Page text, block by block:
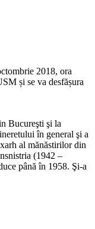
2018, ora
și se va desfășura
Bucureşti şi la
în general şi a
al mănăstirilor din
(1942 –
până în 1958. Şi-a